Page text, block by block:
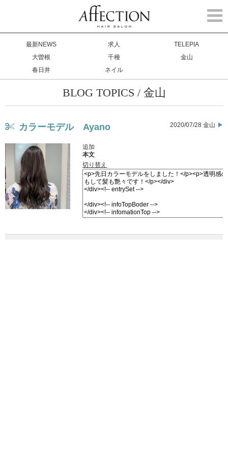
最新NEWS 求人
TELEPIA
大曽根
千種
金山
春日井
ネイル
BLOG TOPICS / 金山
カラーモデル Ayano 2020/07/28 金山
追加
本文
切り替え